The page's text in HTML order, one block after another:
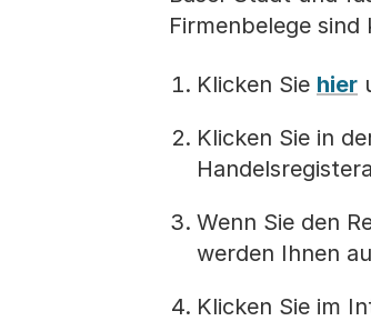
Firmenbelege
Klicken Sie hier
Klicken Sie in
Wenn Sie den
werden Ihnen
Klicken Sie im